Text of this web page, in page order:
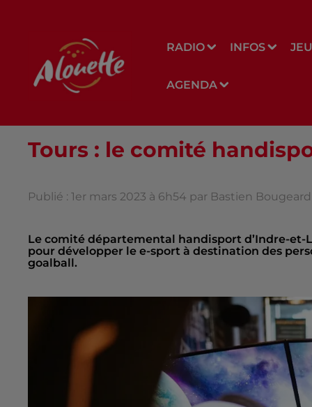
RADIO INFOS
AGENDA
Tours : le comité
Publié : 1er mars 2023 à 6h54 par Bastien Bougeard
Le comité départemental handisport d’Indre-
pour développer le e-sport à destination des
goalball.